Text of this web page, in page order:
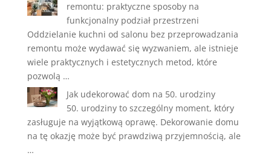
remontu: praktyczne sposoby na
funkcjonalny podział przestrzeni
Oddzielanie kuchni od salonu bez przeprowadzania
remontu może wydawać się wyzwaniem, ale istnieje
wiele praktycznych i estetycznych metod, które
pozwolą …
Jak udekorować dom na 50. urodziny
50. urodziny to szczególny moment, który
zasługuje na wyjątkową oprawę. Dekorowanie domu
na tę okazję może być prawdziwą przyjemnością, ale
…